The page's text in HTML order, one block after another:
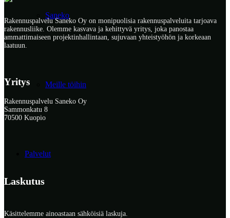
Saneko
Meille töihin
Palvelut
Rakennuspalvelu Saneko Oy on monipuolisia rakennuspalveluita tarjoava
rakennusliike. Olemme kasvava ja kehittyvä yritys, joka panostaa
ammattimaiseen projektinhallintaan, sujuvaan yhteistyöhön ja korkeaan
laatuun.
Yritys
Rakennuspalvelu Saneko Oy
Sammonkatu 8
70500 Kuopio
Laskutus
Käsittelemme ainoastaan sähköisiä laskuja.